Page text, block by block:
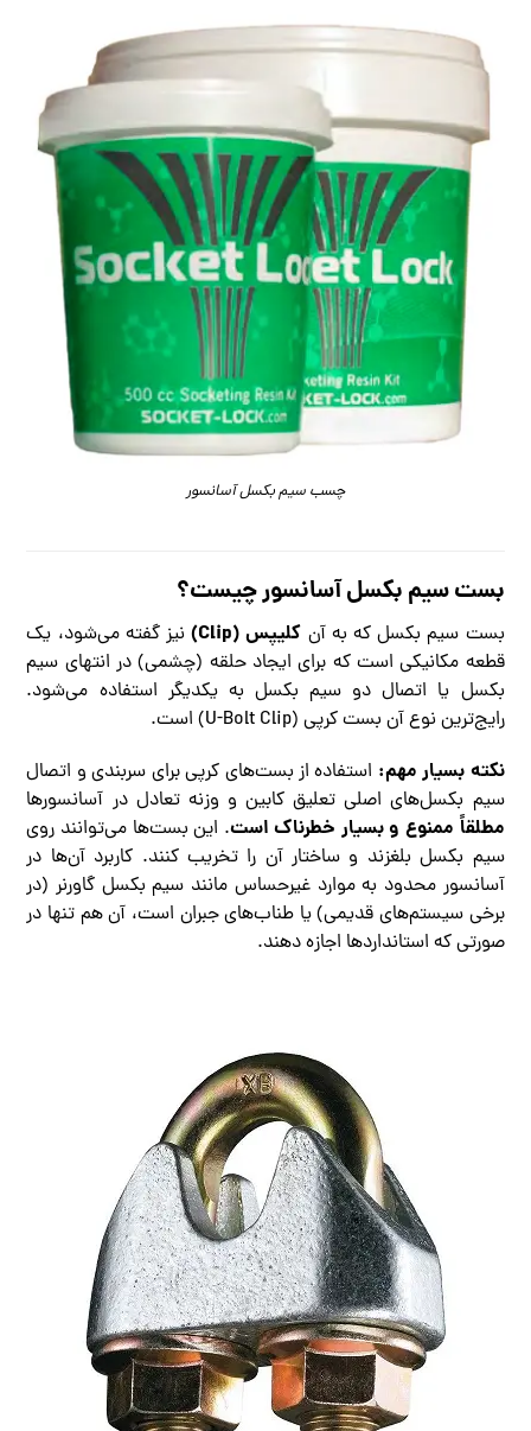
چسب سیم بکسل آسانسور
بست سیم بکسل آسانسور چیست؟
بست سیم بکسل که به آن کلیپس (Clip)
نیز گفته می‌شود، یک
قطعه مکانیکی است که برای ایجاد حلقه (چشمی) در انتهای سیم
بکسل یا اتصال دو سیم بکسل به یکدیگر استفاده می‌شود.
رایج‌ترین نوع آن بست کرپی (U-Bolt Clip) است.
نکته بسیار مهم: استفاده از بست‌های کرپی برای سربندی و اتصال
سیم بکسل‌های اصلی تعلیق کابین و وزنه تعادل در آسانسورها
مطلقاً ممنوع و بسیار خطرناک است. این بست‌ها می‌توانند روی
سیم بکسل بلغزند و ساختار آن را تخریب کنند. کاربرد آن‌ها در
آسانسور محدود به موارد غیرحساس مانند سیم بکسل گاورنر (در
برخی سیستم‌های قدیمی) یا طناب‌های جبران است، آن هم تنها در
صورتی که استانداردها اجازه دهند.